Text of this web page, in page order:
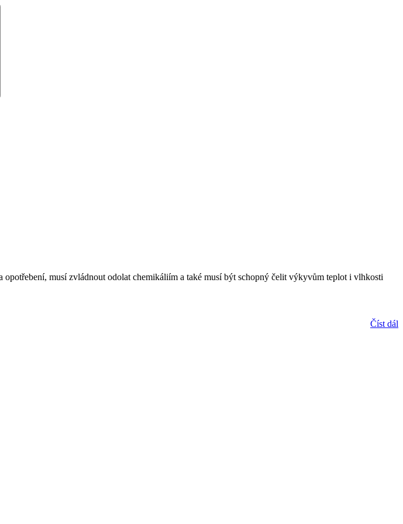
musí zvládnout odolat chemikáliím a také musí být schopný čelit výkyvům teplot i vlhkosti
Číst dál